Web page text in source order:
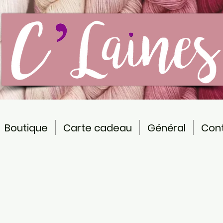
Boutique Carte cadeau Général